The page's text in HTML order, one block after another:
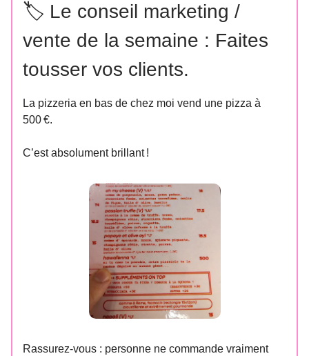
🏷️ Le conseil marketing /
vente de la semaine : Faites
tousser vos clients.
La pizzeria en bas de chez moi vend une pizza à
500 €.
C’est absolument brillant !
Rassurez-vous : personne ne commande vraiment